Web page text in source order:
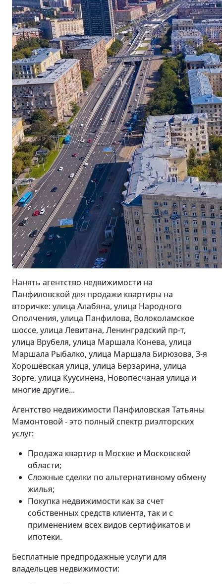
Нанять агентство недвижимости на
Панфиловской для продажи квартиры на
вторичке: улица Алабяна, улица Народного
Ополчения, улица Панфилова, Волоколамское
шоссе, улица Левитана, Ленинградский пр-т,
улица Врубеля, улица Маршала Конева, улица
Маршала Рыбалко, улица Маршала Бирюзова, 3-я
Хорошёвская улица, улица Берзарина, улица
Зорге, улица Куусинена, Новопесчаная улица и
многие другие...
Агентство недвижимости Панфиловская Татьяны
Мамонтовой - это полный спектр риэлторских
услуг:
Продажа квартир в Москве и Московской
области;
Сложные сделки по альтернативному обмену
жилья;
Покупка недвижимости как за счет
собственных средств клиента, так и с
применением всех видов сертификатов и
ипотеки.
Бесплатные предпродажные услуги для
владельцев недвижимости: